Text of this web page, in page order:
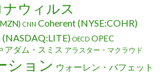
ウィルス
CNN Coherent (NYSE:COHR)
(NASDAQ:LITE) OECD OPEC
アダム・スミス アラスター・マクラウド
ション ウォーレン・バフェット